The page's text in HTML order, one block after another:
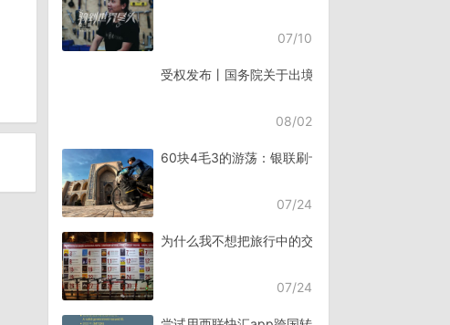
07/10
受权发布丨国务院关于出境入境管理的规定
08/02
60块4毛3的游荡：银联刷卡失败，却扣了钱
07/24
为什么我不想把旅行中的交流，全都交给AI？
07/24